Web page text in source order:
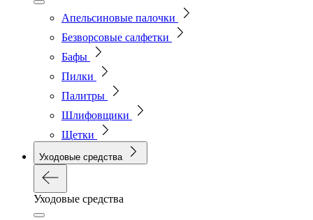
Апельсиновые палочки
Безворсовые салфетки
Бафы
Пилки
Палитры
Шлифовщики
Щетки
Уходовые средства
Уходовые средства